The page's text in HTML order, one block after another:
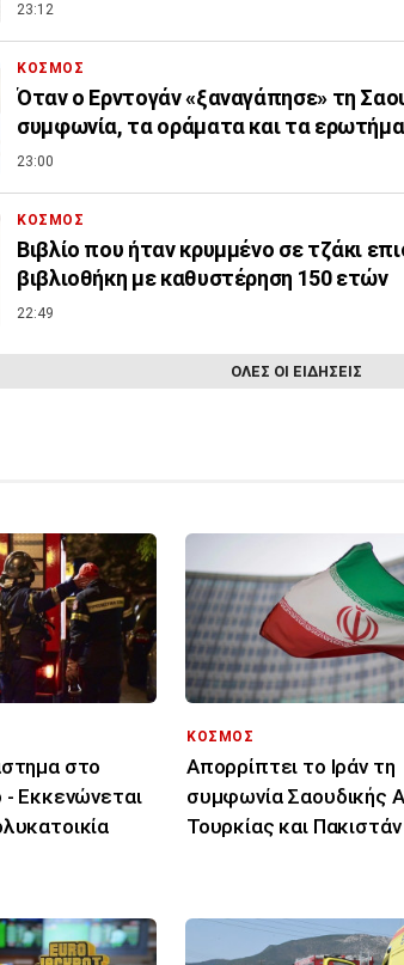
23:12
ΚΟΣΜΟΣ
Όταν ο Ερντογάν «ξαναγάπησε» τη
συμφωνία, τα οράματα και τα
23:00
ΚΟΣΜΟΣ
Βιβλίο που ήταν κρυμμένο σε τζάκι
βιβλιοθήκη με καθυστέρηση 150 ετών
22:49
ΟΛΕΣ ΟΙ ΕΙΔΗΣΕΙΣ
στο
Εκκενώνεται
ΚΟΣΜΟΣ
Απορρίπτει το Ιράν τη
συμφωνία Σαουδικής
Τουρκίας και Πακιστάν